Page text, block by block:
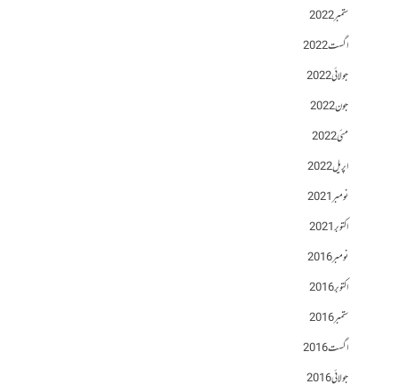
ستمبر 2022
اگست 2022
جولائی 2022
جون 2022
مئی 2022
اپریل 2022
نومبر 2021
اکتوبر 2021
نومبر 2016
اکتوبر 2016
ستمبر 2016
اگست 2016
جولائی 2016